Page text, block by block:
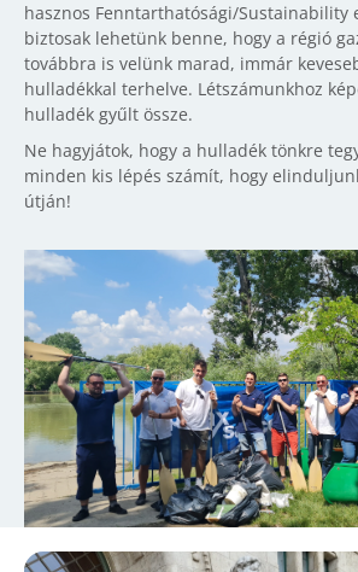
hasznos Fenntarthatósági/Sustainability
biztosak lehetünk benne, hogy a régió
továbbra is velünk marad, immár
hulladékkal terhelve. Létszámunkhoz
hulladék gyűlt össze.
Ne hagyjátok, hogy a hulladék tönkre
minden kis lépés számít, hogy
útján!